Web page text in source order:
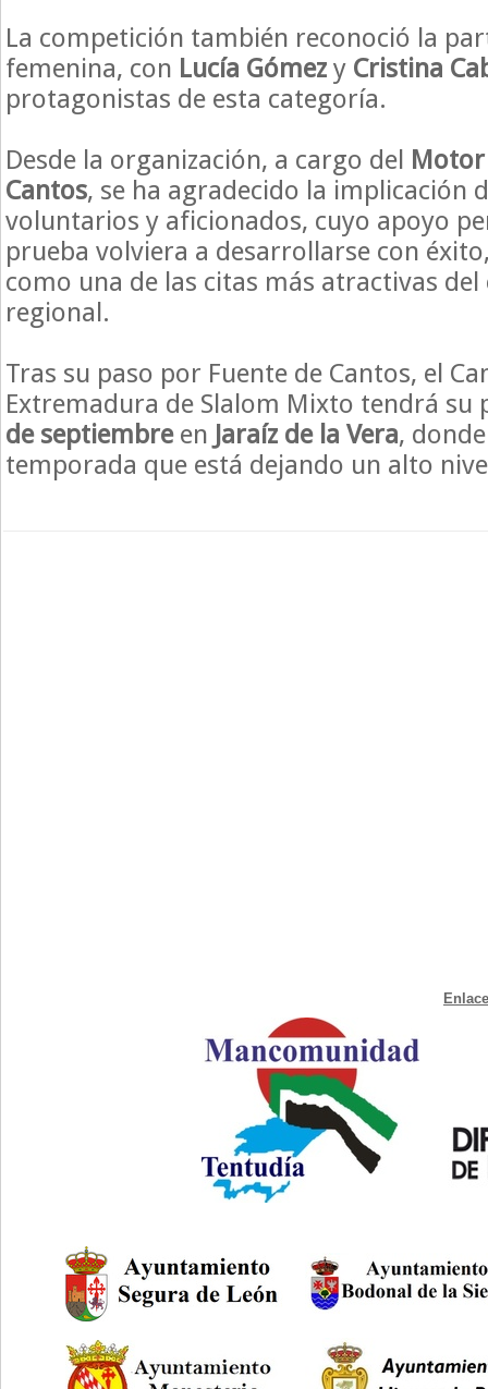
La competición también reconoció la
femenina, con Lucía Gómez y Cristina
protagonistas de esta categoría.
Desde la organización, a cargo del Motor
Cantos, se ha agradecido la implicación
voluntarios y aficionados, cuyo apoyo
prueba volviera a desarrollarse con
como una de las citas más atractivas
regional.
Tras su paso por Fuente de Cantos, el
Extremadura de Slalom Mixto tendrá
de septiembreen Jaraíz de la Vera,
temporada que está dejando un alto